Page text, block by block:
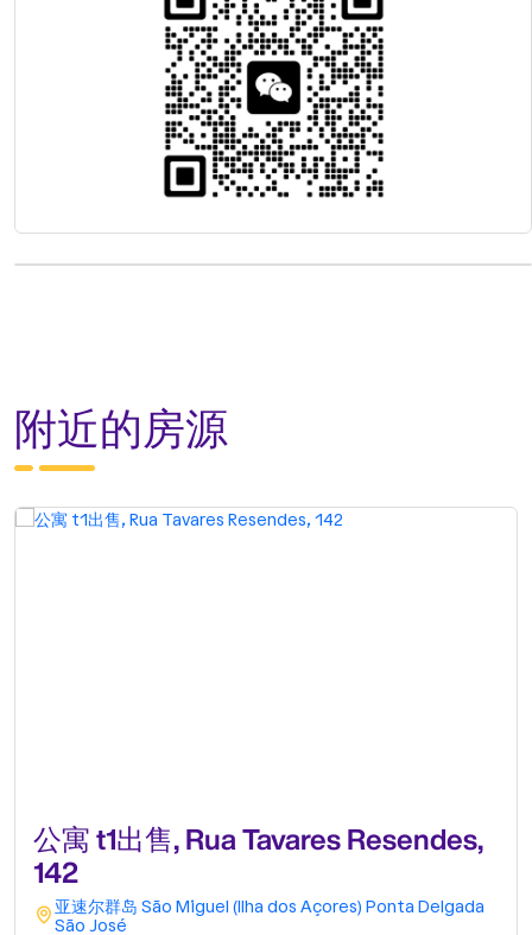
附近的房源
公寓 t1出售, Rua Tavares Resendes,
142
亚速尔群岛 São Miguel (Ilha dos Açores) Ponta Delgada
São José